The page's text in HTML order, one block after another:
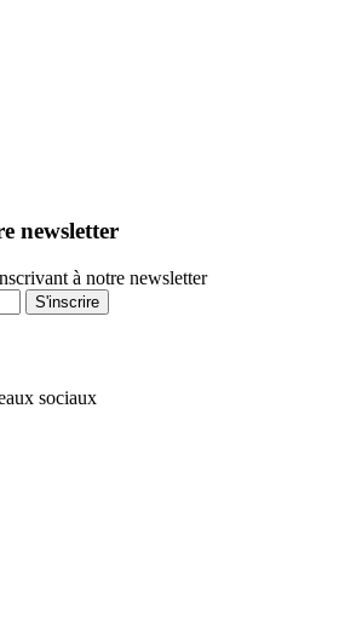
newsletter
à notre newsletter
S'inscrire
sociaux